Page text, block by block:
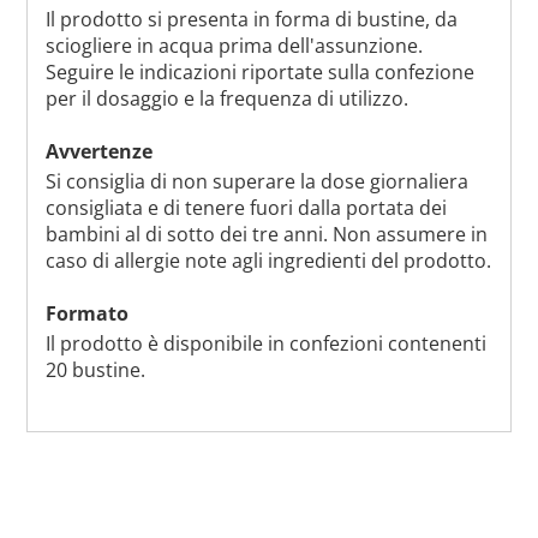
Il prodotto si presenta in forma di bustine, da
sciogliere in acqua prima dell'assunzione.
Seguire le indicazioni riportate sulla confezione
per il dosaggio e la frequenza di utilizzo.
Avvertenze
Si consiglia di non superare la dose giornaliera
consigliata e di tenere fuori dalla portata dei
bambini al di sotto dei tre anni. Non assumere in
caso di allergie note agli ingredienti del prodotto.
Formato
Il prodotto è disponibile in confezioni contenenti
20 bustine.